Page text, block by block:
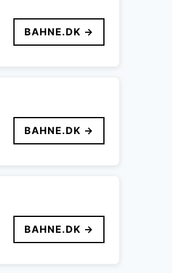
BAHNE.DK →
BAHNE.DK →
BAHNE.DK →